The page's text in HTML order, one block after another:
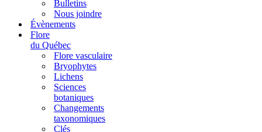
Bulletins
Nous joindre
Évènements
Flore
du Québec
Flore vasculaire
Bryophytes
Lichens
Sciences
botaniques
Changements
taxonomiques
Clés